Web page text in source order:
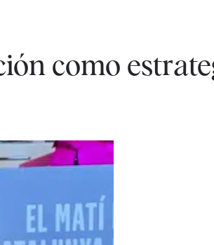
como